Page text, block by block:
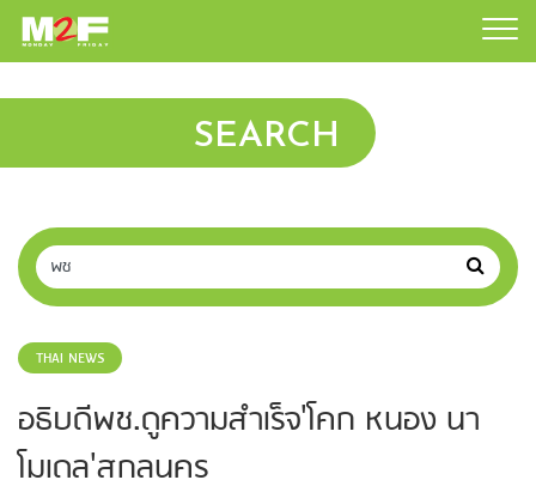
SEARCH
THAI NEWS
อธิบดีพช.ดูความสำเร็จ'โคก หนอง นา
โมเดล'สกลนคร